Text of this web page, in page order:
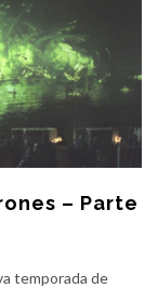
– Parte
temporada de